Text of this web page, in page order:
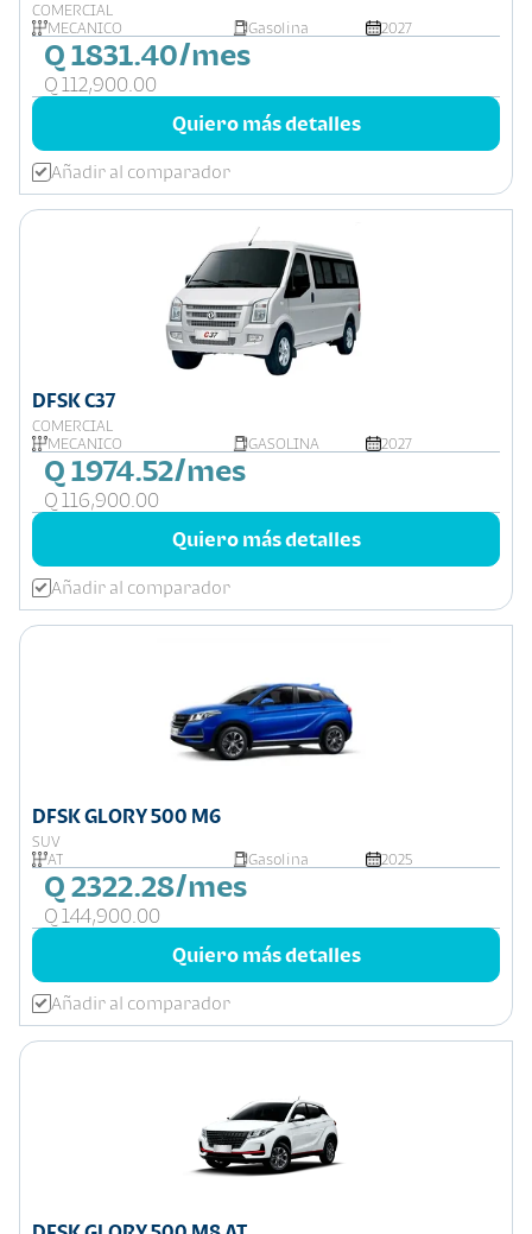
COMERCIAL
MECÁNICO
Gasolina 2027
Q 1831.40/mes
Q 112,900.00
Quiero más detalles
Añadir al comparador
DFSK C37
COMERCIAL
MECÁNICO
GASOLINA 2027
Q 1974.52/mes
Q 116,900.00
Quiero más detalles
Añadir al comparador
DFSK GLORY 500 M6
SUV
AT
Gasolina 2025
Q 2322.28/mes
Q 144,900.00
Quiero más detalles
Añadir al comparador